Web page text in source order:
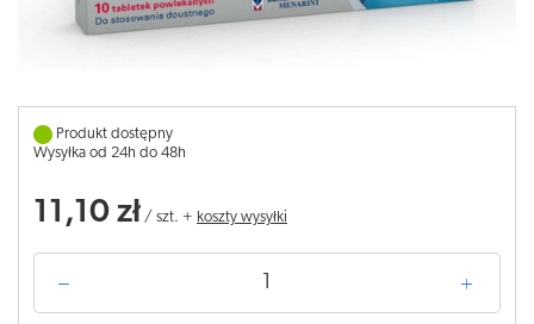
Produkt dostępny
Wysyłka od 24h do 48h
11,10 zł / szt. + koszty wysyłki